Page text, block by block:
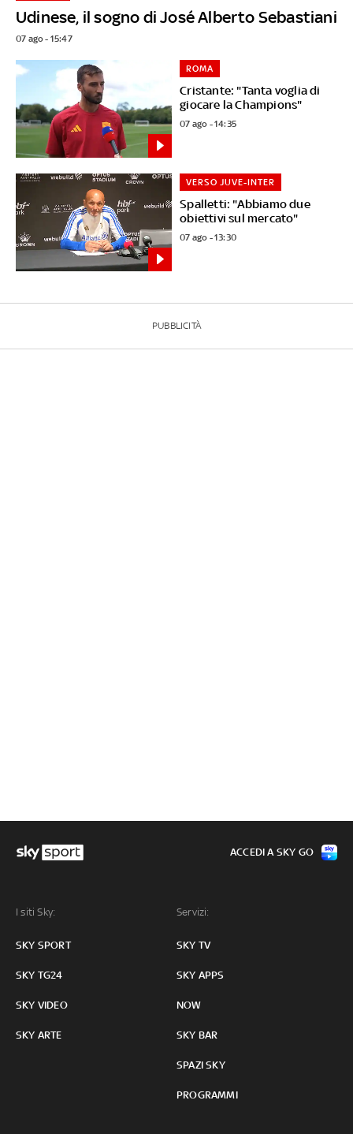
Udinese, il sogno di José Alberto Sebastiani
07 ago - 15:47
Cristante: "Tanta voglia di
giocare la Champions"
ROMA
07 ago - 14:35
Spalletti: "Abbiamo due
obiettivi sul mercato"
VERSO JUVE-INTER
07 ago - 13:30
PUBBLICITÀ
I siti Sky:
SKY SPORT
SKY TG24
SKY VIDEO
SKY ARTE
Servizi:
SKY TV
SKY APPS
NOW
SKY BAR
SPAZI SKY
PROGRAMMI
ACCEDI A SKY GO